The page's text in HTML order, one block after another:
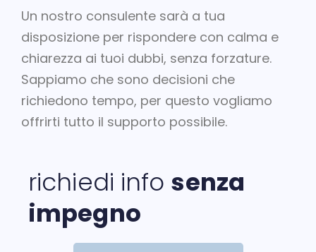
Un nostro consulente sarà a tua
disposizione per rispondere con calma e
chiarezza ai tuoi dubbi, senza forzature.
Sappiamo che sono decisioni che
richiedono tempo, per questo vogliamo
offrirti tutto il supporto possibile.
richiedi info senza
impegno